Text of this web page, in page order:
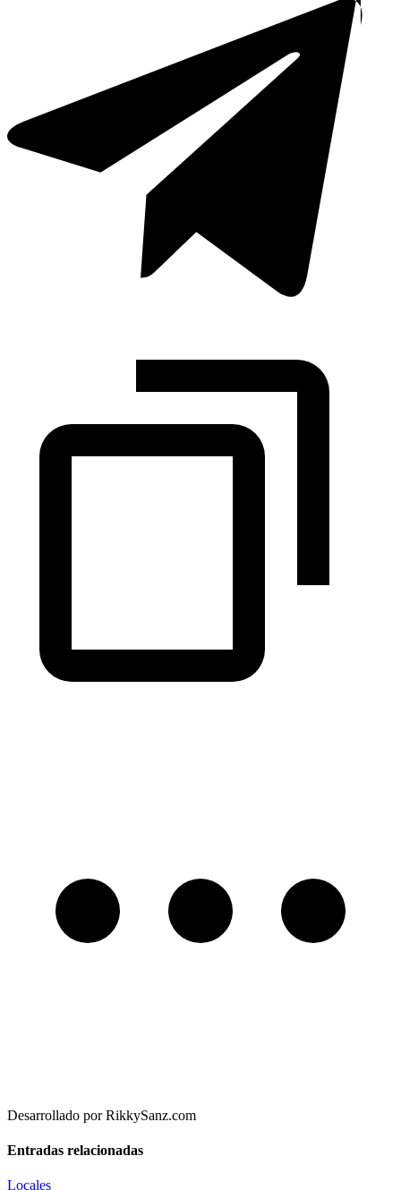
Desarrollado por RikkySanz.com
Entradas relacionadas
Locales